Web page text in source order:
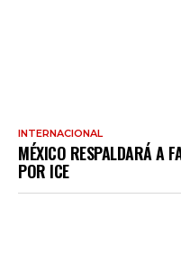
INTERNACIONAL
MÉXICO RESPALDARÁ A
POR ICE